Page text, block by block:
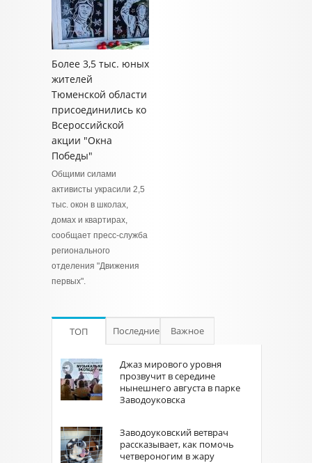
Более 3,5 тыс. юных
жителей
Тюменской области
присоединились ко
Всероссийской
акции "Окна
Победы"
Общими силами
активисты украсили 2,5
тыс. окон в школах,
домах и квартирах,
сообщает пресс-служба
регионального
отделения "Движения
первых".
ТОП Последние Важное
Джаз мирового уровня
прозвучит в середине
нынешнего августа в парке
Заводоуковска
Заводоуковский ветврач
рассказывает, как помочь
четвероногим в жару